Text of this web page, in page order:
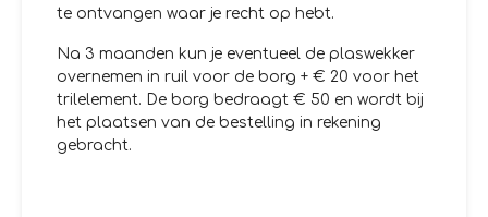
te ontvangen waar je recht op hebt.
Na 3 maanden kun je eventueel de plaswekker
overnemen in ruil voor de borg + € 20 voor het
trilelement. De borg bedraagt € 50 en wordt bij
het plaatsen van de bestelling in rekening
gebracht.